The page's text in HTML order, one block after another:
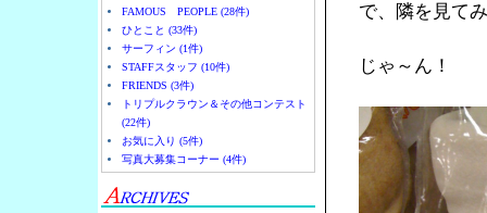
FAMOUS PEOPLE (28件)
ひとこと (33件)
サーフィン (1件)
STAFFスタッフ (10件)
FRIENDS (3件)
トリプルクラウン＆その他コンテスト
(22件)
お気に入り (5件)
写真大募集コーナー (4件)
で、隣を見て
じゃ～ん！